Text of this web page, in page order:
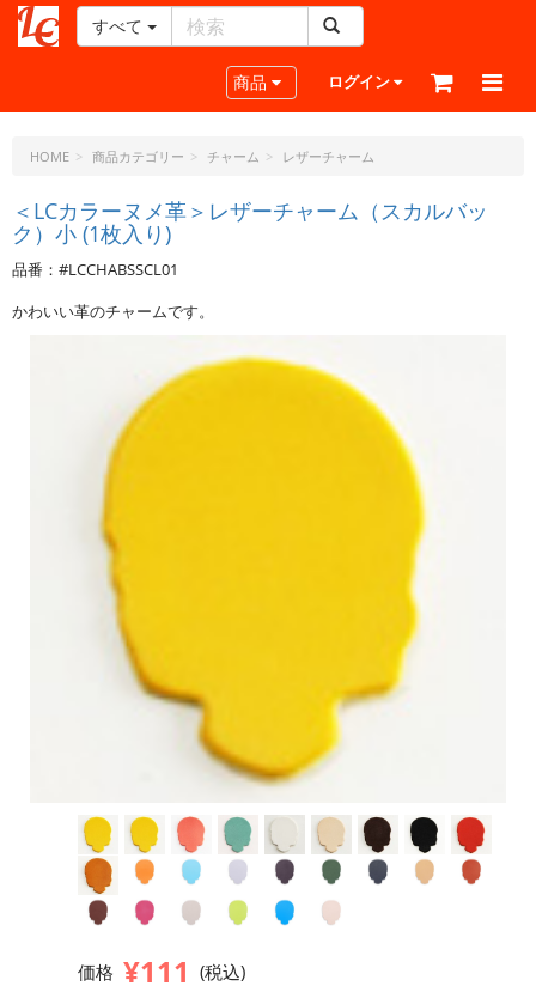
ー
ラ
ト・
ド
ッ
ト・
ジ
すべて
Toggle navigation
商品 ログイン
HOME 商品カテゴリー チャーム レザーチャーム
＜LCカラーヌメ革＞レザーチャーム（スカルバッ
ク）小 (1枚入り)
品番：#LCCHABSSCL01
かわいい革のチャームです。
価格 ¥111 (税込)